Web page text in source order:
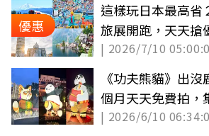
優惠
這樣玩日本最高省
旅展開跑，天天
| 2026/7/10
《功夫熊貓》出
個月天天免費拍，
17、Dyson
| 2026/6/10